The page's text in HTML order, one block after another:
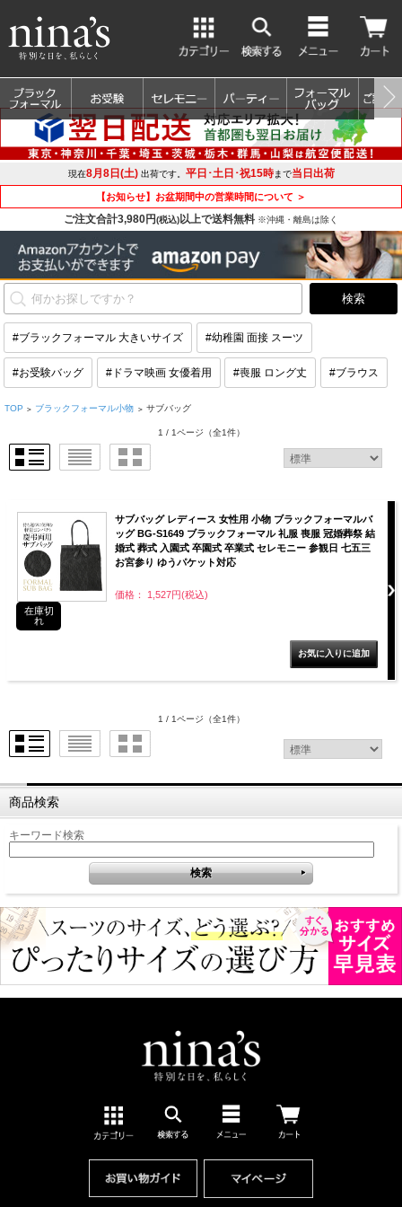
現在8月8日(土)出荷です。 平日･土日･祝15時まで当日出荷
【お知らせ】お盆期間中の営業時間について ＞
ご注文合計3,980円(税込)以上で送料無料 ※沖縄・離島は除く
#ブラックフォーマル 大きいサイズ #幼稚園 面接 スーツ
#お受験バッグ #ドラマ映画 女優着用 #喪服 ロング丈 #ブラウス
TOP > ブラックフォーマル小物 > サブバッグ
1 / 1ページ （全1件）
サブバッグ レディース 女性用 小物 ブラックフォーマルバ
ッグ BG-S1649 ブラックフォーマル 礼服 喪服 冠婚葬祭 結
婚式 葬式 入園式 卒園式 卒業式 セレモニー 参観日 七五三
お宮参り ゆうパケット対応
価格： 1,527円(税込)
在庫切
れ
1 / 1ページ （全1件）
商品検索
キーワード検索